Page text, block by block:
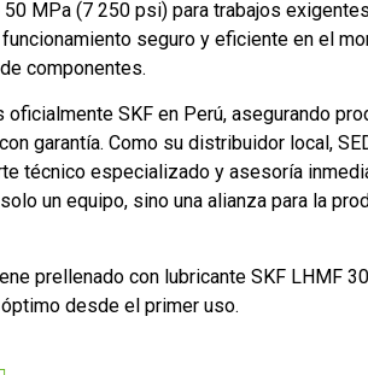
MPa (7 250 psi) para trabajos
seguro y eficiente en el
componentes.
oficialmente SKF en Perú, asegurando
garantía. Como su distribuidor local,
técnico especializado y asesoría
un equipo, sino una alianza para la
prellenado con lubricante SKF LHMF
desde el primer uso.